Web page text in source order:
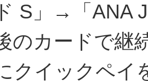
S」→「ANA
のカードで継
クイックペイ